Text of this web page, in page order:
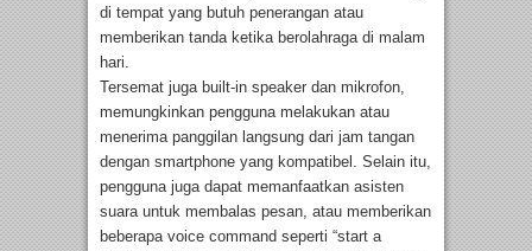
di tempat yang butuh penerangan atau
memberikan tanda ketika berolahraga di malam
hari.
Tersemat juga built-in speaker dan mikrofon,
memungkinkan pengguna melakukan atau
menerima panggilan langsung dari jam tangan
dengan smartphone yang kompatibel. Selain itu,
pengguna juga dapat memanfaatkan asisten
suara untuk membalas pesan, atau memberikan
beberapa voice command seperti “start a